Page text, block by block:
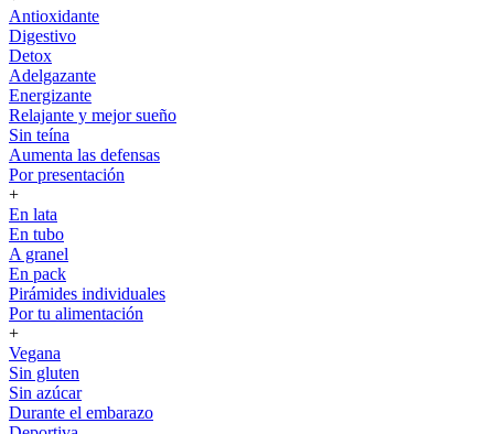
Antioxidante
Digestivo
Detox
Adelgazante
Energizante
Relajante y mejor sueño
Sin teína
Aumenta las defensas
Por presentación
+
En lata
En tubo
A granel
En pack
Pirámides individuales
Por tu alimentación
+
Vegana
Sin gluten
Sin azúcar
Durante el embarazo